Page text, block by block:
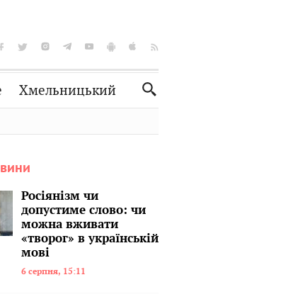
Хмельницький
Домашні тварини
Росіянізм чи
допустиме слово: чи
можна вживати
«творог» в українській
мові
6 серпня, 15:11